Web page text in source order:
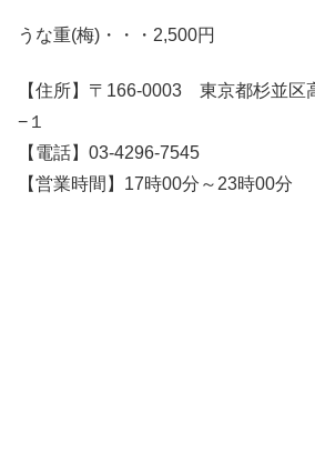
うな重(梅)・・・2,500円
【住所】〒166-0003 東京都杉並区
−１
【電話】03-4296-7545
【営業時間】17時00分～23時00分